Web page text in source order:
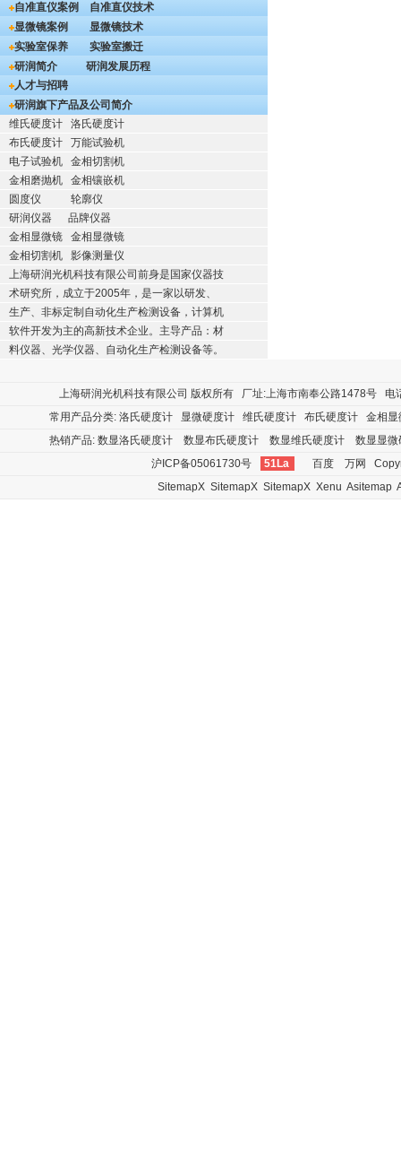
自准直仪案例
自准直仪技术
显微镜案例
显微镜技术
实验室保养
实验室搬迁
研润简介
研润发展历程
人才与招聘
研润旗下产品及公司简介
维氏硬度计
洛氏硬度计
布氏硬度计
万能试验机
电子试验机
金相切割机
金相磨抛机
金相镶嵌机
圆度仪
轮廓仪
研润仪器
品牌仪器
金相显微镜
金相显微镜
金相切割机
影像测量仪
上海研润光机科技有限公司前身是国家仪器技
术研究所，成立于2005年，是一家以研发、
生产、非标定制自动化生产检测设备，计算机
软件开发为主的高新技术企业。主导产品：材
料仪器、光学仪器、自动化生产检测设备等。
上海研润光机科技有限公司 版权所有 厂址:上海市南奉公路1478号
常用产品分类: 洛氏硬度计 显微硬度计 维氏硬度计 布氏硬度计
金相显
热销产品: 数显洛氏硬度计 数显布氏硬度计 数显维氏硬度计
数显显微
沪ICP备05061730号
51La 百度 万网
SitemapX SitemapX SitemapX Xenu Asitemap